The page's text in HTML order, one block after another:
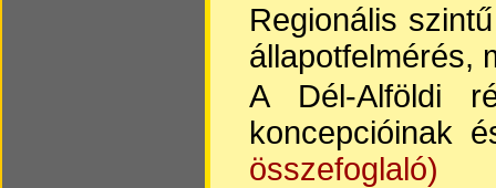
Regionális
állapotfelmérés,
A Dél-Alföldi
koncepcióinak
összefoglaló)